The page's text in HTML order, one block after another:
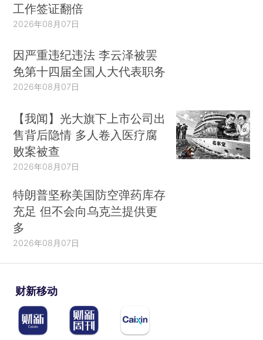
工作签证翻倍
2026年08月07日
因严重违纪违法 李云泽被罢
免第十四届全国人大代表职务
2026年08月07日
【我闻】光大旗下上市公司出
售背后隐情 多人卷入医疗腐
败案被查
2026年08月07日
特朗普坚称美国防空弹药库存
充足 但不会向乌克兰提供更
多
2026年08月07日
财新移动